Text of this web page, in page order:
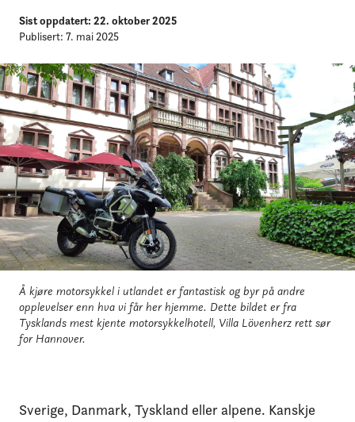
Sist oppdatert: 22. oktober 2025
Publisert: 7. mai 2025
Å kjøre motorsykkel i utlandet er fantastisk og byr på andre
opplevelser enn hva vi får her hjemme. Dette bildet er fra
Tysklands mest kjente motorsykkelhotell, Villa Lövenherz rett sør
for Hannover.
Sverige, Danmark, Tyskland eller alpene. Kanskje